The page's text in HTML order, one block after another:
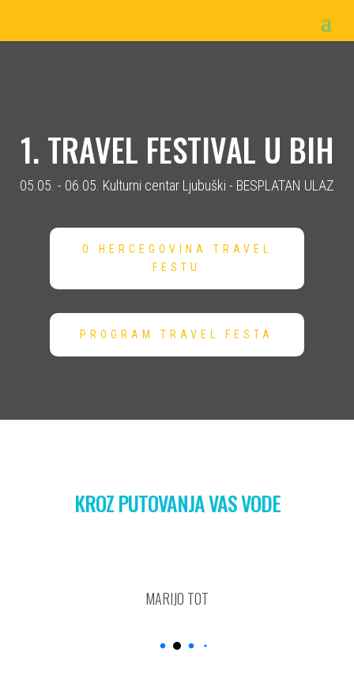
1. TRAVEL FESTIVAL U BIH
05.05. - 06.05. Kulturni centar Ljubuški - BESPLATAN ULAZ
O HERCEGOVINA TRAVEL
FESTU
PROGRAM TRAVEL FESTA
KROZ PUTOVANJA VAS VODE
MARIJO TOT